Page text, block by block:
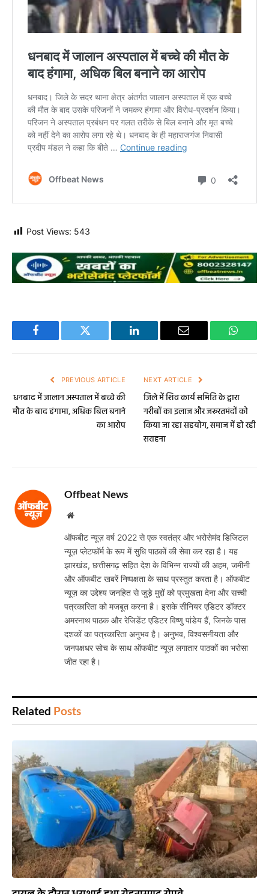
Post Views: 543
Facebook Twitter LinkedIn Email
PREVIOUS ARTICLE
धनबाद में जालान अस्पताल में बच्चे की
मौत के बाद हंगामा, अधिक बिल बनाने
का आरोप
NEXT ARTICLE
जिले में शिव कार्य समिति के द्वारा
गरीबों का इलाज और जरूरतमंदों को
किया जा रहा सहयोग, समाज में हो रही
सराहना
Offbeat News
Website
ऑफबीट न्यूज़ वर्ष 2022 से एक स्वतंत्र और भरोसेमंद डिजिटल
न्यूज़ प्लेटफॉर्म के रूप में सुधि पाठकों की सेवा कर रहा है। यह
झारखंड, छत्तीसगढ़ सहित देश के विभिन्न राज्यों की अहम, जमीनी
और ऑफबीट खबरें निष्पक्षता के साथ प्रस्तुत करता है। ऑफबीट
न्यूज़ का उद्देश्य जनहित से जुड़े मुद्दों को प्रमुखता देना और सच्ची
पत्रकारिता को मजबूत करना है। इसके सीनियर एडिटर डॉक्टर
अमरनाथ पाठक और रेजिडेंट एडिटर विष्णु पांडेय हैं, जिनके पास
दशकों का पत्रकारिता अनुभव है। अनुभव, विश्वसनीयता और
जनपक्षधर सोच के साथ ऑफबीट न्यूज़ लगातार पाठकों का भरोसा
जीत रहा है।
Related Posts